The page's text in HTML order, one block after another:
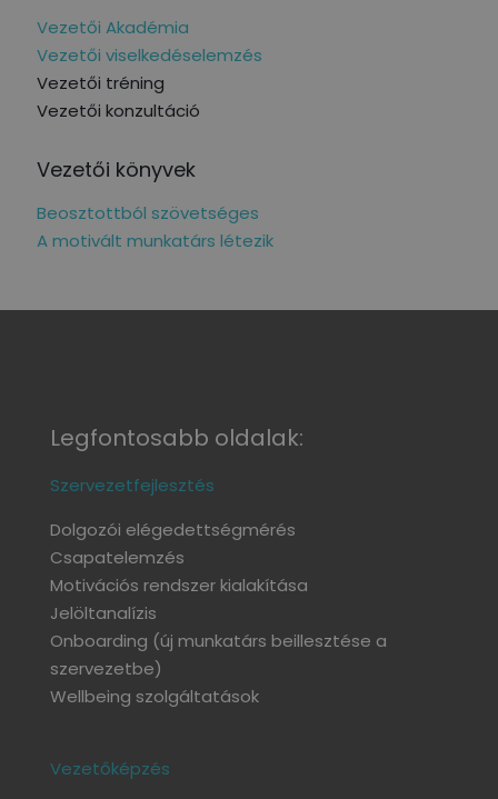
Vezetői Akadémia
Vezetői viselkedéselemzés
Vezetői tréning
Vezetői konzultáció
Vezetői könyvek
Beosztottból szövetséges
A motivált munkatárs létezik
Legfontosabb oldalak:
Szervezetfejlesztés
Dolgozói elégedettségmérés
Csapatelemzés
Motivációs rendszer kialakítása
Jelöltanalízis
Onboarding (új munkatárs beillesztése a
szervezetbe)
Wellbeing szolgáltatások
Vezetőképzés